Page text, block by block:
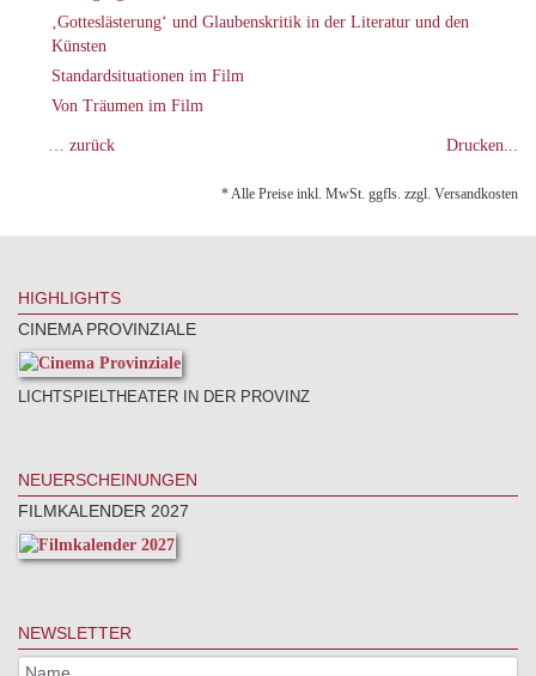
‚Gotteslästerung‘ und Glaubenskritik in der Literatur und den
Künsten
Standardsituationen im Film
Von Träumen im Film
… zurück Drucken...
* Alle Preise inkl. MwSt. ggfls. zzgl. Versandkosten
HIGHLIGHTS
CINEMA PROVINZIALE
LICHTSPIELTHEATER IN DER PROVINZ
NEUERSCHEINUNGEN
FILMKALENDER 2027
NEWSLETTER